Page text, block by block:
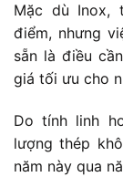
Mặc dù Inox,
điểm, nhưng
sẵn là điều
giá tối ưu cho
Do tính linh
lượng thép
năm này qua